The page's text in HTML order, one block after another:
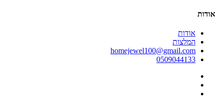
אודות
אודות
המלצות
homejewel100@gmail.com
0509044133